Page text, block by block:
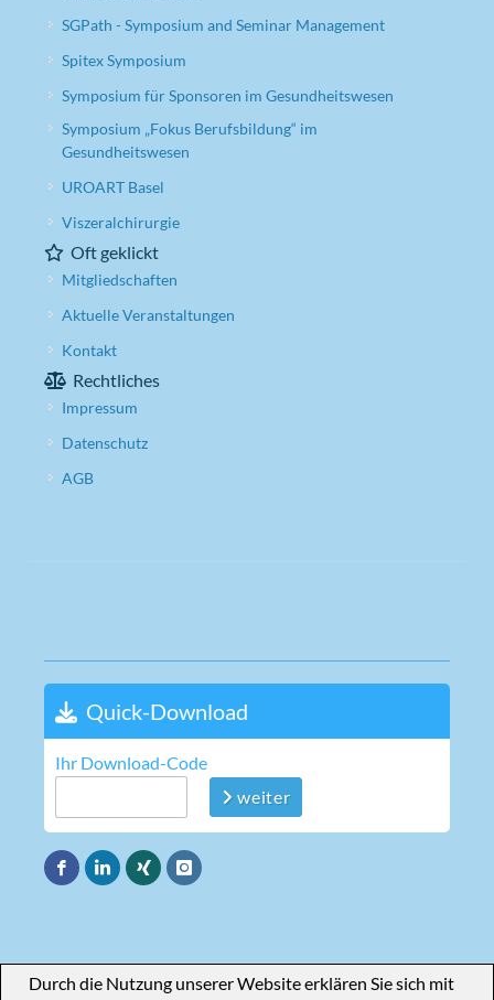
SGPath - Symposium and Seminar Management
Spitex Symposium
Symposium für Sponsoren im Gesundheitswesen
Symposium „Fokus Berufsbildung“ im
Gesundheitswesen
UROART Basel
Viszeralchirurgie
Oft geklickt
Mitgliedschaften
Aktuelle Veranstaltungen
Kontakt
Rechtliches
Impressum
Datenschutz
AGB
Quick-Download
Ihr Download-Code
weiter
Durch die Nutzung unserer Website erklären Sie sich mit